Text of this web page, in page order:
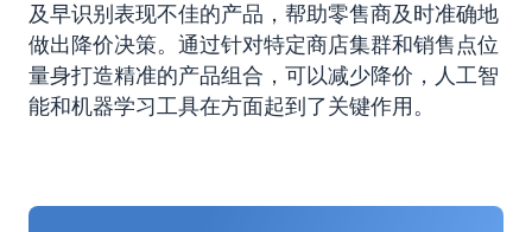
及早识别表现不佳的产品，帮助零售商及时准确地
做出降价决策。通过针对特定商店集群和销售点位
量身打造精准的产品组合，可以减少降价，人工智
能和机器学习工具在方面起到了关键作用。